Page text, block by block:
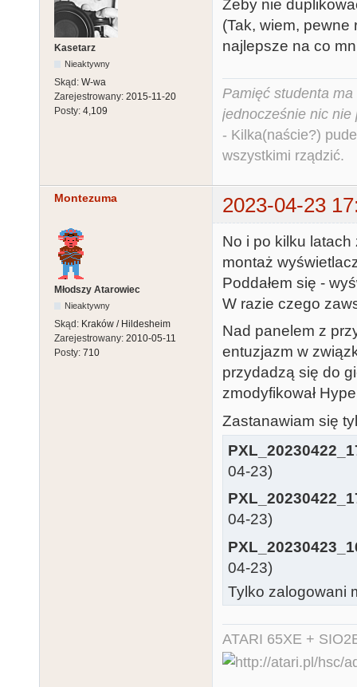
Kasetarz
Nieaktywny
Skąd: W-wa
Zarejestrowany: 2015-11-20
Posty: 4,109
Żeby nie
(Tak, wiem, pewne
najlepsze na co
Pamięć studenta
jednocześnie nic nie
- Kilka(naście?)
wszystkimi rządzić.
Montezuma 2023-04-23
Młodszy Atarowiec
Nieaktywny
Skąd: Kraków / Hildesheim
Zarejestrowany: 2010-05-11
Posty: 710
No i po kilku latach
montaż
Poddałem się -
W razie czego
Nad panelem z
entuzjazm w
przydadzą się do
zmodyfikował
Zastanawiam się
04-23)
04-23)
04-23)
Tylko zalogowani
ATARI 65XE +